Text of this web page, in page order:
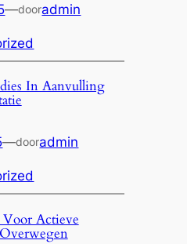
—dooradmin
In Aanvulling
—dooradmin
Voor Actieve